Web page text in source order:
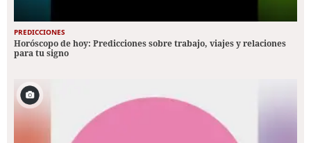
PREDICCIONES
Horóscopo de hoy: Predicciones sobre trabajo, viajes y relaciones
para tu signo